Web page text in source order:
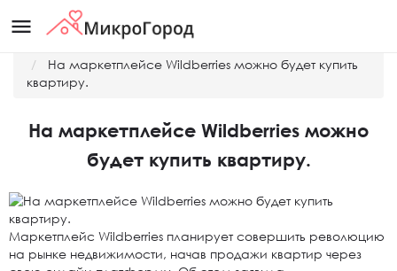
menu
На маркетплейсе Wildberries можно будет купить
квартиру.
На маркетплейсе Wildberries можно
будет купить квартиру.
Маркетплейс Wildberries планирует совершить революцию
на рынке недвижимости, начав продажи квартир через